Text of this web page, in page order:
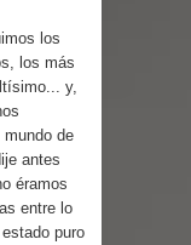
los
los más
y,
de
antes
éramos
entre lo
puro